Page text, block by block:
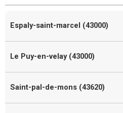
Espaly-saint-marcel (43000)
Le Puy-en-velay (43000)
Saint-pal-de-mons (43620)